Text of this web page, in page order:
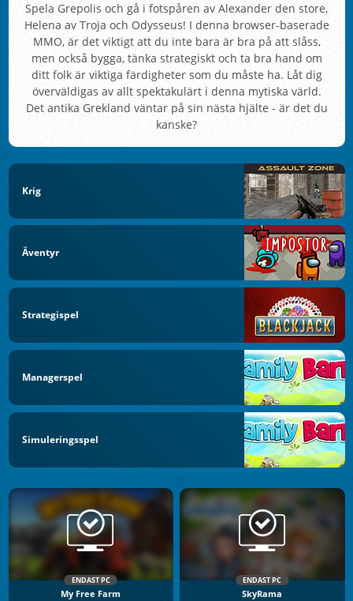
Spela Grepolis och gå i fotspåren av Alexander den store,
Helena av Troja och Odysseus! I denna browser-baserade
MMO, är det viktigt att du inte bara är bra på att slåss,
men också bygga, tänka strategiskt och ta bra hand om
ditt folk är viktiga färdigheter som du måste ha. Låt dig
överväldigas av allt spektakulärt i denna mytiska värld.
Det antika Grekland väntar på sin nästa hjälte - är det du
kanske?
Krig
Äventyr
Strategispel
Managerspel
Simuleringsspel
ENDAST PC
My Free Farm
ENDAST PC
SkyRama